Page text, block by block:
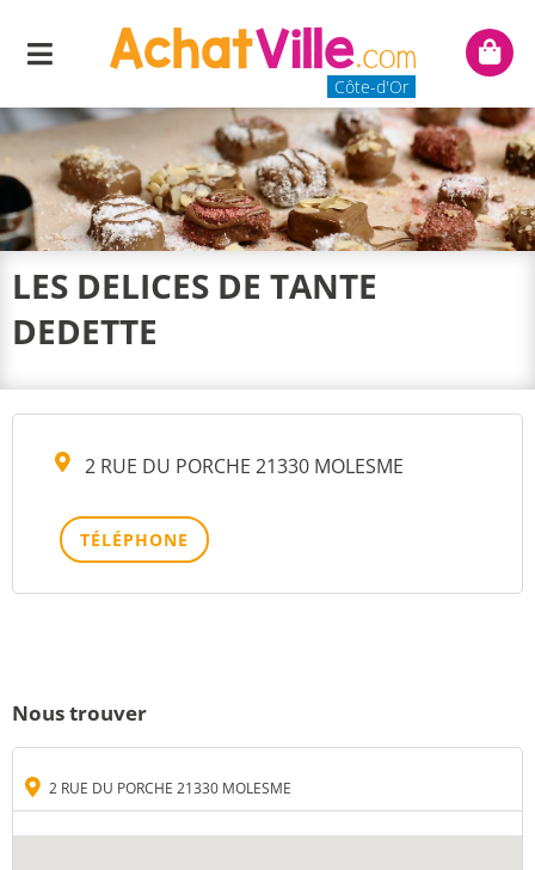
Menu
Côte-d'Or
Mon
LES DELICES DE TANTE
DEDETTE
2 RUE DU PORCHE 21330 MOLESME
TÉLÉPHONE
Nous trouver
2 RUE DU PORCHE 21330 MOLESME